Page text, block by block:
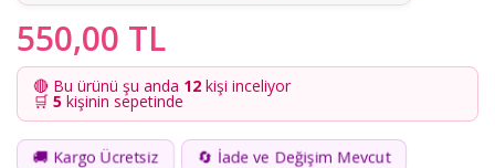
550,00 TL
🔴 Bu ürünü şu anda 12 kişi inceliyor
🛒 5 kişinin sepetinde
🚚 Kargo Ücretsiz 🔄 İade ve Değişim Mevcut